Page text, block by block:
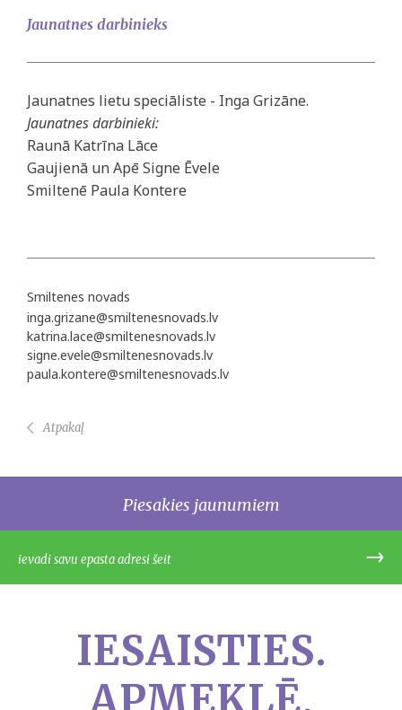
Jaunatnes darbinieks
Jaunatnes lietu speciāliste - Inga Grizāne.
Jaunatnes darbinieki:
Raunā Katrīna Lāce
Gaujienā un Apē Signe Ēvele
Smiltenē Paula Kontere
Smiltenes novads
inga.grizane@smiltenesnovads.lv
katrina.lace@smiltenesnovads.lv
signe.evele@smiltenesnovads.lv
paula.kontere@smiltenesnovads.lv
Atpakaļ
Piesakies jaunumiem
IESAISTIES.